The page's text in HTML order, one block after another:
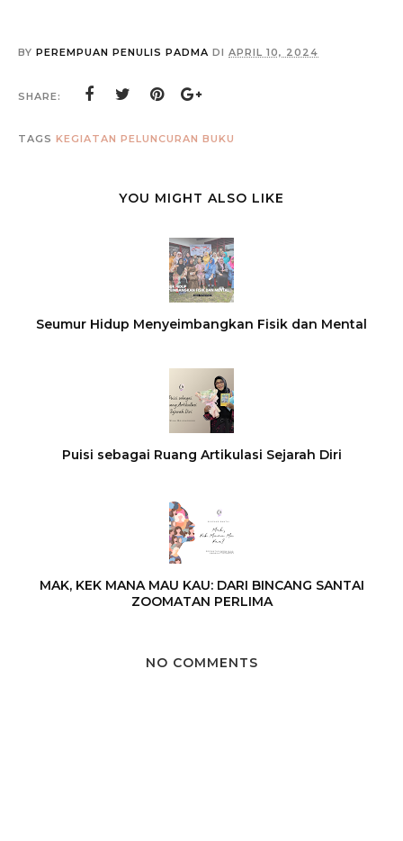
BY PEREMPUAN PENULIS PADMA DI APRIL 10, 2024
SHARE:
TAGS KEGIATAN PELUNCURAN BUKU
YOU MIGHT ALSO LIKE
Seumur Hidup Menyeimbangkan Fisik dan Mental
Puisi sebagai Ruang Artikulasi Sejarah Diri
MAK, KEK MANA MAU KAU: DARI BINCANG SANTAI
ZOOMATAN PERLIMA
NO COMMENTS